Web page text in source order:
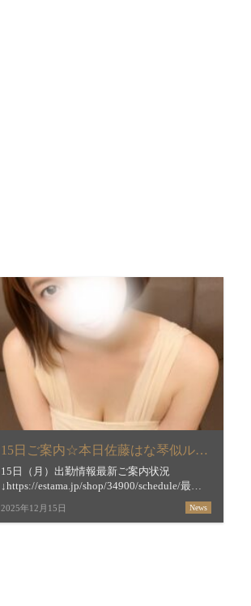
15日ご案内☆本日佐藤はな琴似ルーム出勤
15日（月）出勤情報最新ご案内状況
↓https://estama.jp/shop/34900/schedule/最短
ご案内時間＆お店からの新着メッセージ
↓https://estama.jp/shop/34900/【琴似】 […]
2025年12月15日 News